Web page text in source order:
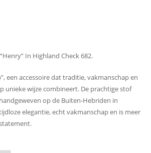
In Highland Check 682.
een accessoire dat traditie, vakmanschap en
unieke wijze combineert. De prachtige stof
op de Buiten-Hebriden in
elegantie, echt vakmanschap en is meer